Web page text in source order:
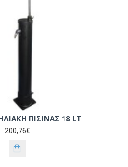
ΠΙΣΙΝΑΣ 18 LT
200,76€